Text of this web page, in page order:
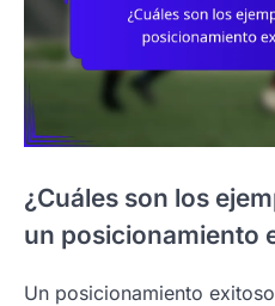
¿Cuáles son los
un posicionamiento
Un posicionamiento